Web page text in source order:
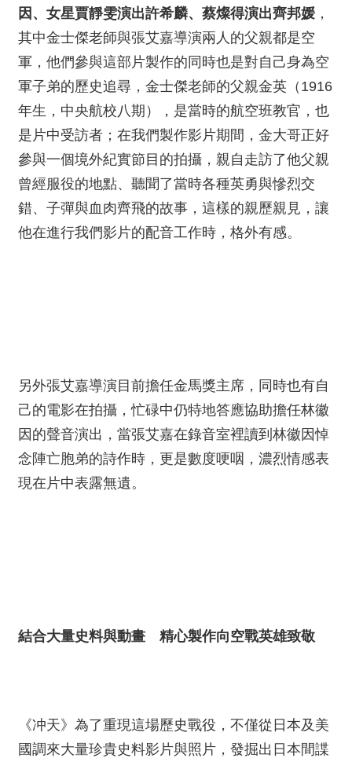
因、女星賈靜雯演出許希麟、蔡燦得演出齊邦媛 ，
其中金士傑老師與張艾嘉導演兩人的父親都是空
軍，他們參與這部片製作的同時也是對自己身為空
軍子弟的歷史追尋，金士傑老師的父親金英（1916
年生，中央航校八期），是當時的航空班教官，也
是片中受訪者；在我們製作影片期間，金大哥正好
參與一個境外紀實節目的拍攝，親自走訪了他父親
曾經服役的地點、聽聞了當時各種英勇與慘烈交
錯、子彈與血肉齊飛的故事，這樣的親歷親見，讓
他在進行我們影片的配音工作時，格外有感。
另外張艾嘉導演目前擔任金馬獎主席，同時也有自
己的電影在拍攝，忙碌中仍特地答應協助擔任林徽
因的聲音演出，當張艾嘉在錄音室裡讀到林徽因悼
念陣亡胞弟的詩作時，更是數度哽咽，濃烈情感表
現在片中表露無遺。
結合大量史料與動畫 精心製作向空戰英雄致敬
《冲天》為了重現這場歷史戰役，不僅從日本及美
國調來大量珍貴史料影片與照片，發掘出日本間諜